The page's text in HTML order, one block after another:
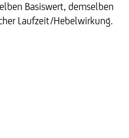
Basiswert, demselben
Laufzeit/Hebelwirkung.